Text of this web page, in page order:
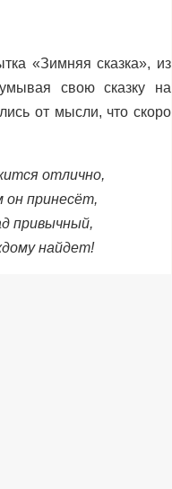
«Зимняя сказка», из
свою сказку на
от мысли, что скоро
отлично,
он принесёт,
привычный,
найдет!